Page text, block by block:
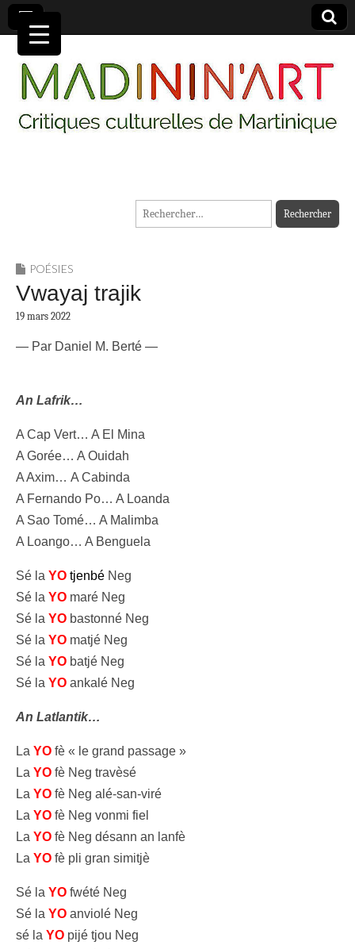
MADININ'ART
Rechercher :
POÉSIES
Vwayaj trajik
19 mars 2022
— Par Daniel M. Berté —
An Lafrik…
A Cap Vert… A El Mina
A Gorée… A Ouidah
A Axim… A Cabinda
A Fernando Po… A Loanda
A Sao Tomé… A Malimba
A Loango… A Benguela
Sé la YO tjenbé Neg
Sé la YO maré Neg
Sé la YO bastonné Neg
Sé la YO matjé Neg
Sé la YO batjé Neg
Sé la YO ankalé Neg
An Latlantik…
La YO fè « le grand passage »
La YO fè Neg travèsé
La YO fè Neg alé-san-viré
La YO fè Neg vonmi fiel
La YO fè Neg désann an lanfè
La YO fè pli gran simitjè
Sé la YO fwété Neg
Sé la YO anviolé Neg
sé la YO pijé tjou Neg